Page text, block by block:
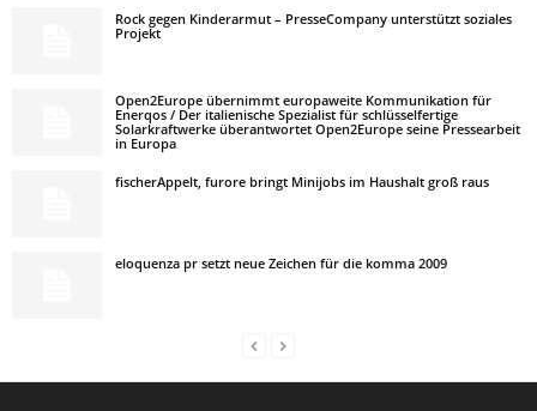
Rock gegen Kinderarmut – PresseCompany unterstützt soziales
Projekt
Open2Europe übernimmt europaweite Kommunikation für
Enerqos / Der italienische Spezialist für schlüsselfertige
Solarkraftwerke überantwortet Open2Europe seine Pressearbeit
in Europa
fischerAppelt, furore bringt Minijobs im Haushalt groß raus
eloquenza pr setzt neue Zeichen für die komma 2009